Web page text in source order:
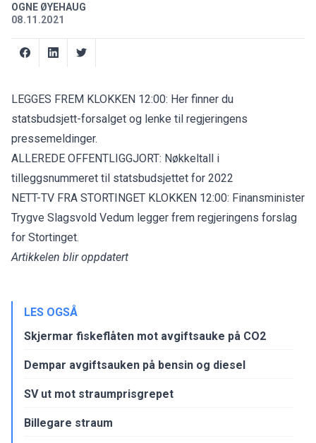
OGNE ØYEHAUG
08.11.2021
LEGGES FREM KLOKKEN 12:00: Her finner du
statsbudsjett-forsalget og lenke til regjeringens
pressemeldinger.
ALLEREDE OFFENTLIGGJORT: Nøkkeltall i
tilleggsnummeret til statsbudsjettet for 2022
NETT-TV FRA STORTINGET KLOKKEN 12:00: Finansminister
Trygve Slagsvold Vedum legger frem regjeringens forslag
for Stortinget.
Artikkelen blir oppdatert
LES OGSÅ
Skjermar fiskeflåten mot avgiftsauke på CO2
Dempar avgiftsauken på bensin og diesel
SV ut mot straumprisgrepet
Billegare straum